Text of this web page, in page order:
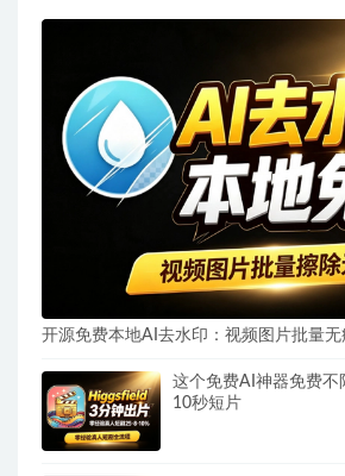
开源免费本地AI去水印：视频图片批量无
这个免费AI神器免费不
10秒短片